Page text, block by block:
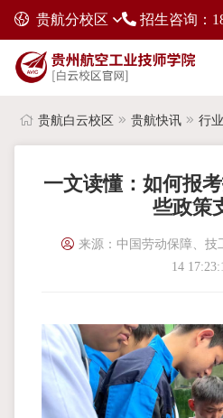
贵航分校区 招生咨询：
贵航白云校区 贵航快讯 行
一文读懂：如何报
些政策
来源：中国劳动保障、技
14